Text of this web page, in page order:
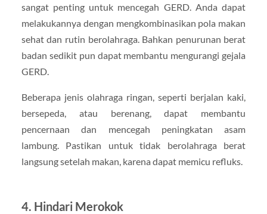
sangat penting untuk mencegah GERD. Anda dapat
melakukannya dengan mengkombinasikan pola makan
sehat dan rutin berolahraga. Bahkan penurunan berat
badan sedikit pun dapat membantu mengurangi gejala
GERD.
Beberapa jenis olahraga ringan, seperti berjalan kaki,
bersepeda, atau berenang, dapat membantu
pencernaan dan mencegah peningkatan asam
lambung. Pastikan untuk tidak berolahraga berat
langsung setelah makan, karena dapat memicu refluks.
4. Hindari Merokok